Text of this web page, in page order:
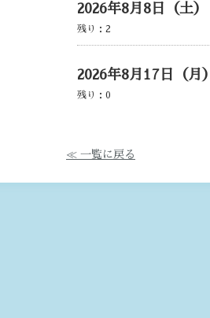
2026年8月8日（土）
残り： 2
2026年8月17日（月）
残り： 0
≪ 一覧に戻る